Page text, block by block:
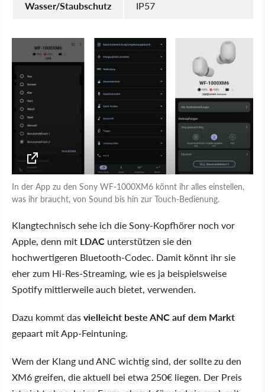
Wasser/Staubschutz IP57
In der App zu den Sony WF-1000XM6 könnt ihr alles einstellen,
was ihr braucht, von Sound bis hin zur Touch-Bedienung.
Klangtechnisch sehe ich die Sony-Kopfhörer noch vor
Apple, denn mit LDAC unterstützen sie den
hochwertigeren Bluetooth-Codec. Damit könnt ihr sie
eher zum Hi-Res-Streaming, wie es ja beispielsweise
Spotify mittlerweile auch bietet, verwenden.
Dazu kommt dasvielleicht beste ANC auf dem Markt
gepaart mit App-Feintuning.
Wem der Klang und ANC wichtig sind, der sollte zu den
XM6 greifen, die aktuell bei etwa 250€ liegen. Der Preis